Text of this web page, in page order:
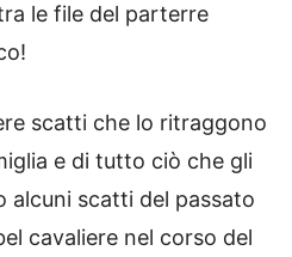
le file del parterre
scatti che lo ritraggono
e di tutto ciò che gli
alcuni scatti del passato
cavaliere nel corso del